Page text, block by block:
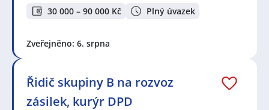
30 000 – 90 000 Kč Plný úvazek
Zveřejněno: 6. srpna
Řidič skupiny B na rozvoz
zásilek, kurýr DPD